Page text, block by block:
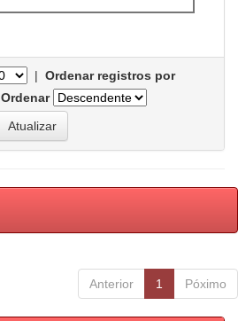
| Ordenar registros por
Ordenar
Anterior 1 Póximo